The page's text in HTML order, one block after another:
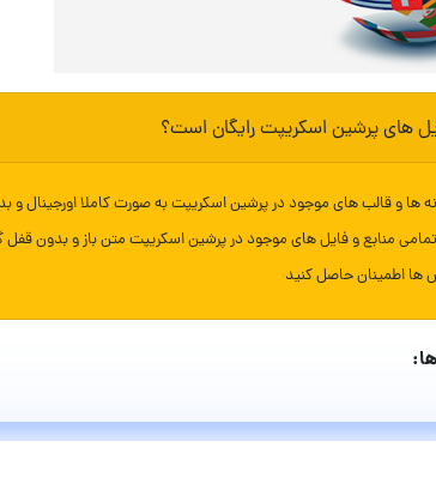
های پرشین اسکریپت رایگان است؟
ها و قالب های موجود در پرشین اسکریپت به صورت کاملا اورجینال
منابع و فایل های موجود در پرشین اسکریپت متن باز و بدون
ها اطمینان حاصل کنید